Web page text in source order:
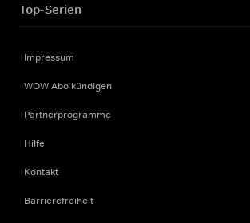
Top-Serien
Impressum
WOW Abo kündigen
Partnerprogramme
Hilfe
Kontakt
Barrierefreiheit